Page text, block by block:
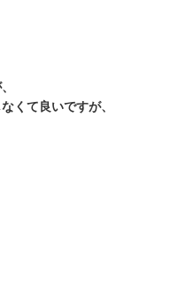
くて良いですが、